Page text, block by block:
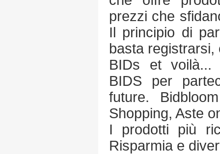
prezzi che
Il principio di
basta
BIDs et voilà...
BIDS per
future.
Shopping, Aste
I prodotti più
Risparmia e